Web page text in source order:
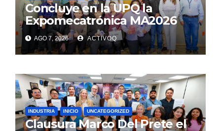
Concluye en la UPQ la
Expomecatrónica MA2026
AGO 7, 2026 ACTIVOQ
INDUSTRIA INICIO UNCATEGORIZED
Clausura Marco Del Prete el